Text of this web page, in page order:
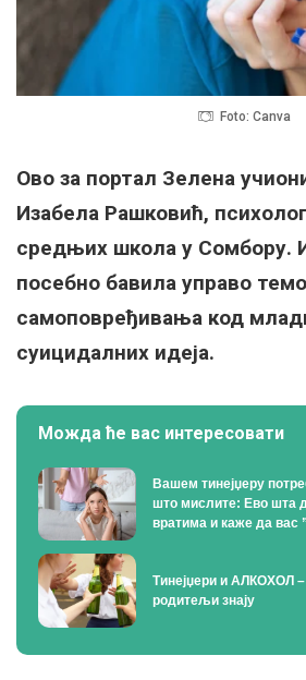
Foto: Canva
Oво за портал Зелена
Изабела Рашковић,
средњих школа у Сомбору.
посебно бавила управо
самоповређивања код
суицидалних идеја.
Можда ће вас интересовати
Вашем тинејџеру
што мислите: Ево шта
вратима и каже да вас
Тинејџери и АЛКОХОЛ
родитељи знају